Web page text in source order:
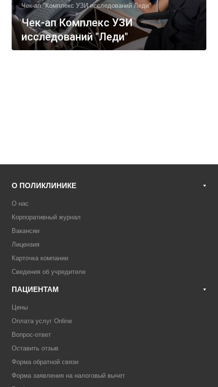
Чек-ап "Комплекс УЗИ исследований Леди"
Чек-ап Комплекс УЗИ
исследований "Леди"
О ПОЛИКЛИНИКЕ
О нас
Корпоративный журнал
Вакансии
Лицензия
Карточка компании
Сведения об учредителе
ПАЦИЕНТАМ
Цены
Оплата услуг Online
Вопрос-ответ
Оставить отзыв
Форма обратной связи
Форма заявления на налоговый вычет